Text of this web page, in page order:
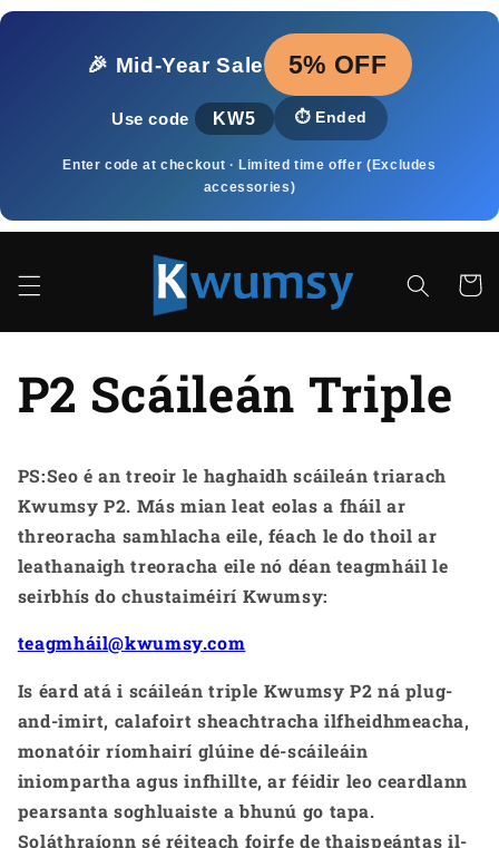
Skip to
🎉 Mid‑Year Sale
5% OFF
Use code KW5 ⏱️ Ended
Enter code at checkout · Limited time offer (Excludes
accessories)
Cart
P2 Scáileán Triple
PS:Seo é an treoir le haghaidh scáileán triarach
Kwumsy P2. Más mian leat eolas a fháil ar
threoracha samhlacha eile, féach le do thoil ar
leathanaigh treoracha eile nó déan teagmháil le
seirbhís do chustaiméirí Kwumsy:
teagmháil@kwumsy.com
Is éard atá i scáileán triple Kwumsy P2 ná plug-
and-imirt, calafoirt sheachtracha ilfheidhmeacha,
monatóir ríomhairí glúine dé-scáileáin
iniompartha agus infhillte, ar féidir leo ceardlann
pearsanta soghluaiste a bhunú go tapa.
Soláthraíonn sé réiteach foirfe de thaispeántas il-